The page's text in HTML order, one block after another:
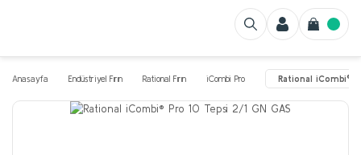
Anasayfa Endüstriyel Fırın Rational Fırın iCombi Pro Rational iCombi®